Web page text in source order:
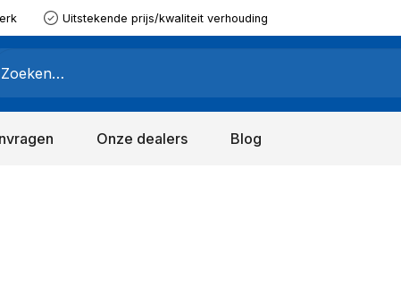
Uitstekende prijs/kwaliteit verhouding
Onze dealers Blog